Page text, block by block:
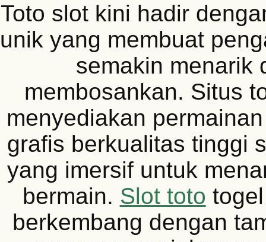
Toto slot kini hadir
unik yang membuat
semakin menarik
membosankan. Situs
menyediakan
grafis berkualitas tinggi
yang imersif untuk
bermain. Slot toto
berkembang dengan